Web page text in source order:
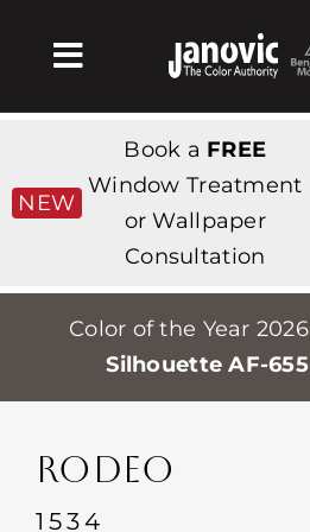
Toggle
Navigation
Products & Services
Магазин
Professionals
Stores
События
NEW
Book a FREE
Window Treatment
or Wallpaper
Consultation
Color of the Year 2026
Silhouette AF-655
RODEO
1534